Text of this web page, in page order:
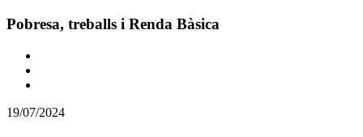
Pobresa, treballs i Renda Bàsica
Comparteix
altres
19/07/2024